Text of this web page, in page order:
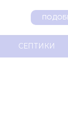
СЕПТИКИ